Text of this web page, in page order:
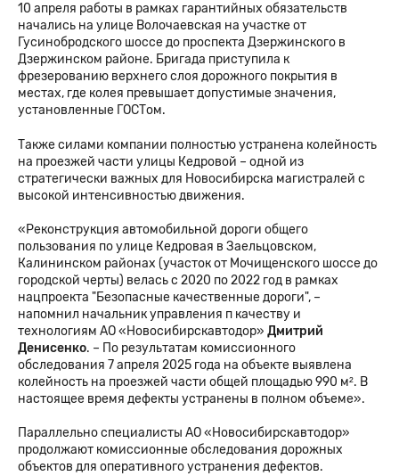
10 апреля работы в рамках гарантийных обязательств
начались на улице Волочаевская на участке от
Гусинобродского шоссе до проспекта Дзержинского в
Дзержинском районе. Бригада приступила к
фрезерованию верхнего слоя дорожного покрытия в
местах, где колея превышает допустимые значения,
установленные ГОСТом.
Также силами компании полностью устранена колейность
на проезжей части улицы Кедровой – одной из
стратегически важных для Новосибирска магистралей с
высокой интенсивностью движения.
«Реконструкция автомобильной дороги общего
пользования по улице Кедровая в Заельцовском,
Калининском районах (участок от Мочищенского шоссе до
городской черты) велась с 2020 по 2022 год в рамках
нацпроекта "Безопасные качественные дороги", –
напомнил начальник управления п качеству и
технологиям АО «Новосибирскавтодор» Дмитрий
Денисенко. – По результатам комиссионного
обследования 7 апреля 2025 года на объекте выявлена
колейность на проезжей части общей площадью 990 м². В
настоящее время дефекты устранены в полном объеме».
Параллельно специалисты АО «Новосибирскавтодор»
продолжают комиссионные обследования дорожных
объектов для оперативного устранения дефектов.